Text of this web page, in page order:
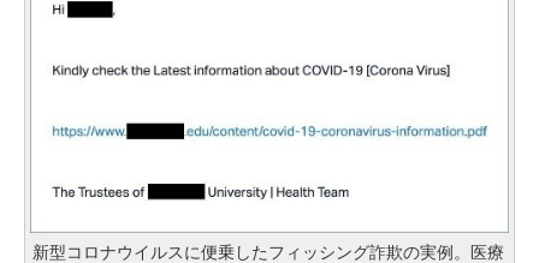
新型コロナウイルスに便乗したフィッシング詐欺の実例。医療